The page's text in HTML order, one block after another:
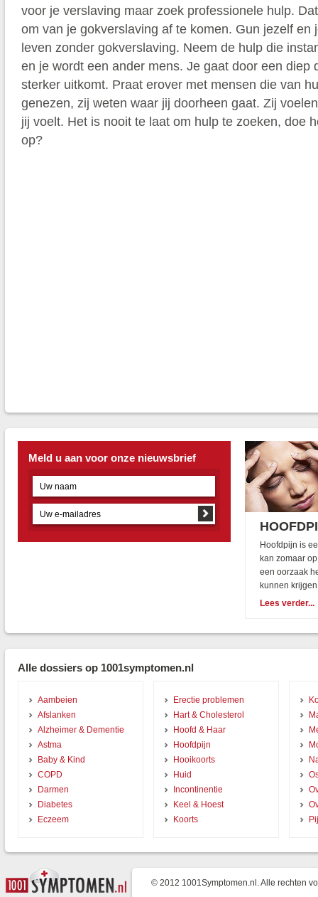
voor je verslaving maar zoek professionele hulp.
om van je gokverslaving af te komen. Gun jezelf en
leven zonder gokverslaving. Neem de hulp die
en je wordt een ander mens. Je gaat door een diep
sterker uitkomt. Praat erover met mensen die van
genezen, zij weten waar jij doorheen gaat. Zij
jij voelt. Het is nooit te laat om hulp te zoeken, doe
op?
Meld u aan voor onze nieuwsbrief
Hoofdpijn is
kan zomaar
een oorzaak
kunnen
Lees verder...
Alle dossiers op 1001symptomen.nl
Aambeien
Afslanken
Alzheimer & Dementie
Astma
Baby & Kind
COPD
Darmen
Diabetes
Eczeem
Erectie problemen
Hart & Cholesterol
Hoofd & Haar
Hoofdpijn
Hooikoorts
Huid
Incontinentie
Keel & Hoest
Koorts
© 2012 1001Symptomen.nl. Alle rechten